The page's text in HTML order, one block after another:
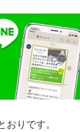
りです。